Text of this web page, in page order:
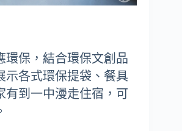
環保，結合環保文創品
示各式環保提袋、餐具
有到一中漫走住宿，可